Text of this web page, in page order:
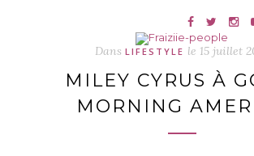
Dans LIFESTYLE le 15 juillet
MILEY CYRUS À
MORNING